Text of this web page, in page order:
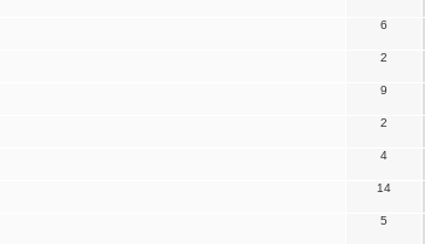
6
2
9
2
4
14
5